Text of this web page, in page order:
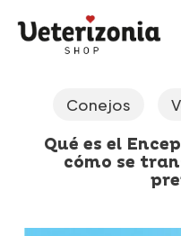
Conejos
Qué es el
cómo se